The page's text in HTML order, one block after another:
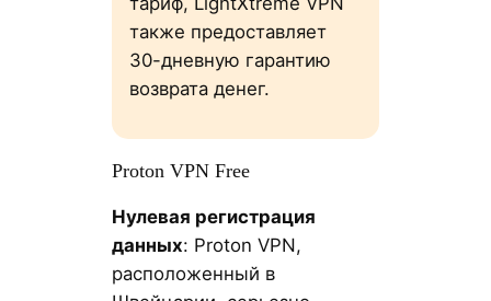
также предоставляет
30-дневную гарантию
возврата денег.
Proton VPN Free
Нулевая регистрация
данных: Proton VPN,
расположенный в